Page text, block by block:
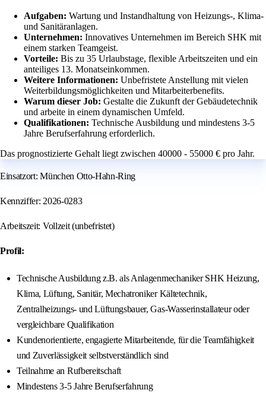
Aufgaben: Wartung und Instandhaltung von Heizungs-, Klima-
und Sanitäranlagen.
Unternehmen: Innovatives Unternehmen im Bereich SHK mit
einem starken Teamgeist.
Vorteile: Bis zu 35 Urlaubstage, flexible Arbeitszeiten und ein
anteiliges 13. Monatseinkommen.
Weitere Informationen: Unbefristete Anstellung mit vielen
Weiterbildungsmöglichkeiten und Mitarbeiterbenefits.
Warum dieser Job: Gestalte die Zukunft der Gebäudetechnik
und arbeite in einem dynamischen Umfeld.
Qualifikationen: Technische Ausbildung und mindestens 3-5
Jahre Berufserfahrung erforderlich.
Das prognostizierte Gehalt liegt zwischen 40000 - 55000 € pro Jahr.
Einsatzort: München Otto-Hahn-Ring
Kennziffer: 2026-0283
Arbeitszeit: Vollzeit (unbefristet)
Profil:
Technische Ausbildung z.B. als Anlagenmechaniker SHK Heizung,
Klima, Lüftung, Sanitär, Mechatroniker Kältetechnik,
Zentralheizungs- und Lüftungsbauer, Gas-Wasserinstallateur oder
vergleichbare Qualifikation
Kundenorientierte, engagierte Mitarbeitende, für die Teamfähigkeit
und Zuverlässigkeit selbstverständlich sind
Teilnahme an Rufbereitschaft
Mindestens 3-5 Jahre Berufserfahrung